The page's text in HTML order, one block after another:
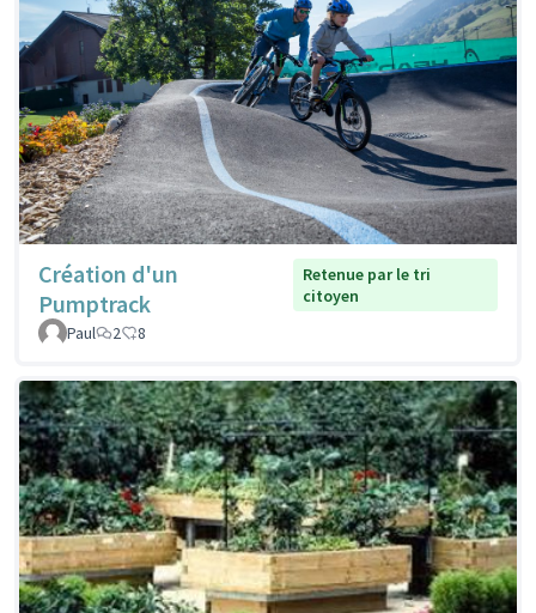
Création d'un
Pumptrack
Retenue par le tri
citoyen
Paul
2 8